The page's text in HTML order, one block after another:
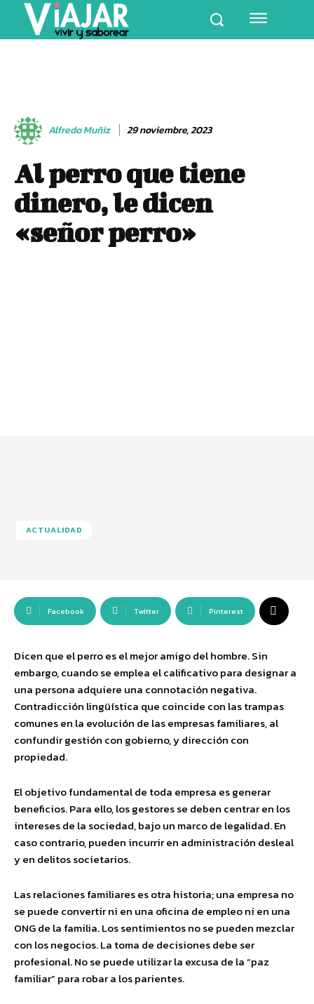
Alfredo Muñiz 29 noviembre, 2023
Al perro que tiene
dinero, le dicen
«señor perro»
ACTUALIDAD
Facebook Twitter Pinterest
Dicen que el perro es el mejor amigo del hombre. Sin
embargo, cuando se emplea el calificativo para designar a
una persona adquiere una connotación negativa.
Contradicción lingüística que coincide con las trampas
comunes en la evolución de las empresas familiares, al
confundir gestión con gobierno, y dirección con
propiedad.
El objetivo fundamental de toda empresa es generar
beneficios. Para ello, los gestores se deben centrar en los
intereses de la sociedad, bajo un marco de legalidad. En
caso contrario, pueden incurrir en administración desleal
y en delitos societarios.
Las relaciones familiares es otra historia; una empresa no
se puede convertir ni en una oficina de empleo ni en una
ONG de la familia. Los sentimientos no se pueden mezclar
con los negocios. La toma de decisiones debe ser
profesional. No se puede utilizar la excusa de la “paz
familiar” para robar a los parientes.